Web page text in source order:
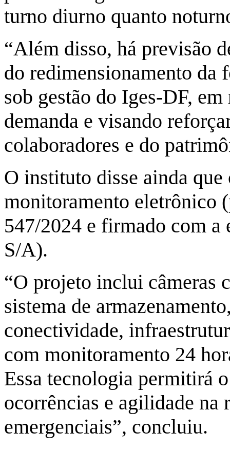
turno diurno quanto
“Além disso, há previsão
do redimensionamento da
sob gestão do Iges-DF,
demanda e visando
colaboradores e do
O instituto disse ainda
monitoramento eletrônico
547/2024 e firmado com a
S/A).
“O projeto inclui câmeras
sistema de
conectividade,
com monitoramento 24
Essa tecnologia permitirá
ocorrências e agilidade na
emergenciais”, concluiu.